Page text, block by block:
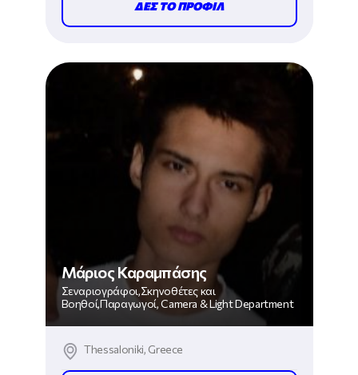
ΔΕΣ ΤΟ ΠΡΟΦΙΛ
Μάριος Καραμπάσης
Σεναριογράφοι,Σκηνοθέτες και
Βοηθοί,Παραγωγοί, Camera & Light Department
Thessaloniki, Greece